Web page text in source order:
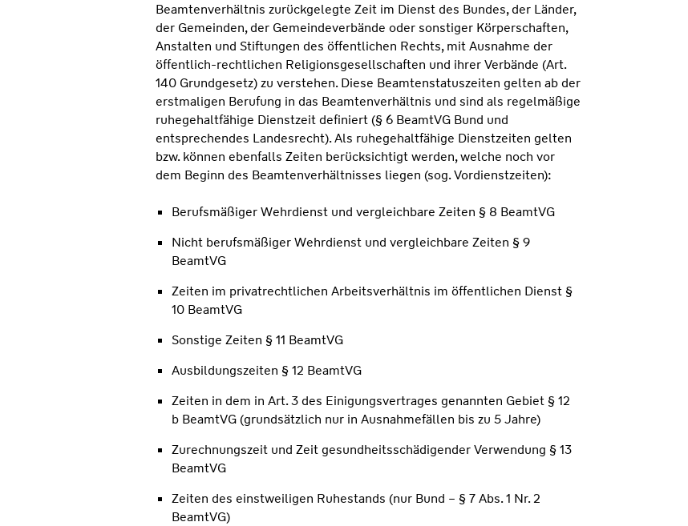
Beamtenverhältnis zurückgelegte Zeit im Dienst des Bundes, der Länder,
der Gemeinden, der Gemeindeverbände oder sonstiger Körperschaften,
Anstalten und Stiftungen des öffentlichen Rechts, mit Ausnahme der
öffentlich-rechtlichen Religionsgesellschaften und ihrer Verbände (Art.
140 Grundgesetz) zu verstehen. Diese Beamtenstatuszeiten gelten ab der
erstmaligen Berufung in das Beamtenverhältnis und sind als regelmäßige
ruhegehaltfähige Dienstzeit definiert (§ 6 BeamtVG Bund und
entsprechendes Landesrecht). Als ruhegehaltfähige Dienstzeiten gelten
bzw. können ebenfalls Zeiten berücksichtigt werden, welche noch vor
dem Beginn des Beamtenverhältnisses liegen (sog. Vordienstzeiten):
Berufsmäßiger Wehrdienst und vergleichbare Zeiten § 8 BeamtVG
Nicht berufsmäßiger Wehrdienst und vergleichbare Zeiten § 9
BeamtVG
Zeiten im privatrechtlichen Arbeitsverhältnis im öffentlichen Dienst §
10 BeamtVG
Sonstige Zeiten § 11 BeamtVG
Ausbildungszeiten § 12 BeamtVG
Zeiten in dem in Art. 3 des Einigungsvertrages genannten Gebiet § 12
b BeamtVG (grundsätzlich nur in Ausnahmefällen bis zu 5 Jahre)
Zurechnungszeit und Zeit gesundheitsschädigender Verwendung § 13
BeamtVG
Zeiten des einstweiligen Ruhestands (nur Bund – § 7 Abs. 1 Nr. 2
BeamtVG)